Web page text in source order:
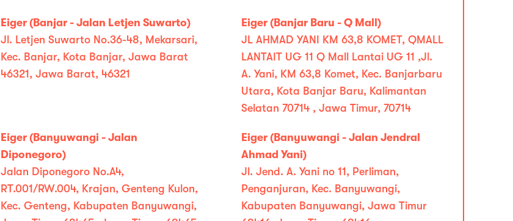
Eiger (Banjar - Jalan Letjen Suwarto)
Jl. Letjen Suwarto No.36-48, Mekarsari,
Kec. Banjar, Kota Banjar, Jawa Barat
46321, Jawa Barat, 46321
Eiger (Banjar Baru - Q Mall)
JL AHMAD YANI KM 63,8 KOMET, QMALL
LANTAIT UG 11 Q Mall Lantai UG 11 ,Jl.
A. Yani, KM 63,8 Komet, Kec. Banjarbaru
Utara, Kota Banjar Baru, Kalimantan
Selatan 70714 , Jawa Timur, 70714
Eiger (Banyuwangi - Jalan
Diponegoro)
Jalan Diponegoro No.A4,
RT.001/RW.004, Krajan, Genteng Kulon,
Kec. Genteng, Kabupaten Banyuwangi,
Eiger (Banyuwangi - Jalan Jendral
Ahmad Yani)
Jl. Jend. A. Yani no 11, Perliman,
Penganjuran, Kec. Banyuwangi,
Kabupaten Banyuwangi, Jawa Timur